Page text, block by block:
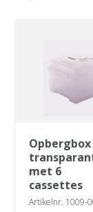
opbergbox
met 6
cassettes
Artikelnr. 1009-